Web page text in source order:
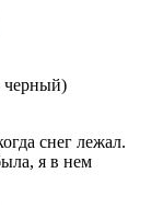
черный)
снег лежал.
я в нем